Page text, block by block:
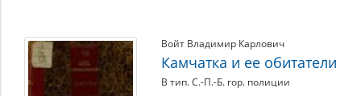
Войт Владимир Карлович
Камчатка и ее обитатели
В тип. С.-П.-Б. гор. полиции